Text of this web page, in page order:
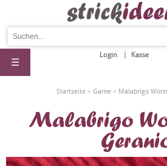
Login Kasse
☰
Startseite » Garne » Malabrigo
Malabrigo